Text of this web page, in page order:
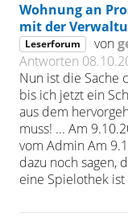
Wohnung an
mit der
Leserforum von
Antworten
Nun ist die Sache
bis ich jetzt ein
aus dem
muss! ... Am
vom Admin Am
dazu noch sagen,
eine Spielothek